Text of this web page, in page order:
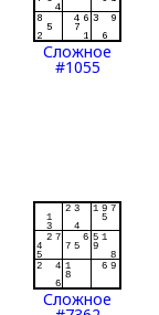
Сложное
#1055
Сложное